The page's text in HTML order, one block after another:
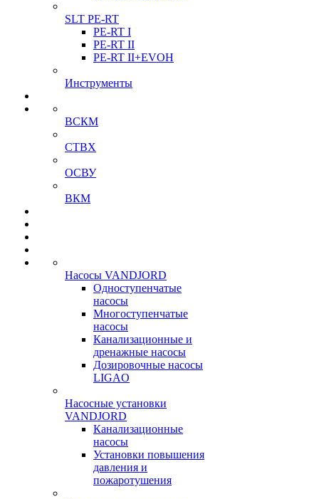
SLT PE-RT
PE-RT I
PE-RT II
PE-RT II+EVOH
Инструменты
ВСКМ
СТВХ
ОСВУ
ВКМ
Насосы VANDJORD
Одноступенчатые
насосы
Многоступенчатые
насосы
Канализационные и
дренажные насосы
Дозировочные насосы
LIGAO
Насосные установки
VANDJORD
Канализационные
насосы
Установки повышения
давления и
пожаротушения